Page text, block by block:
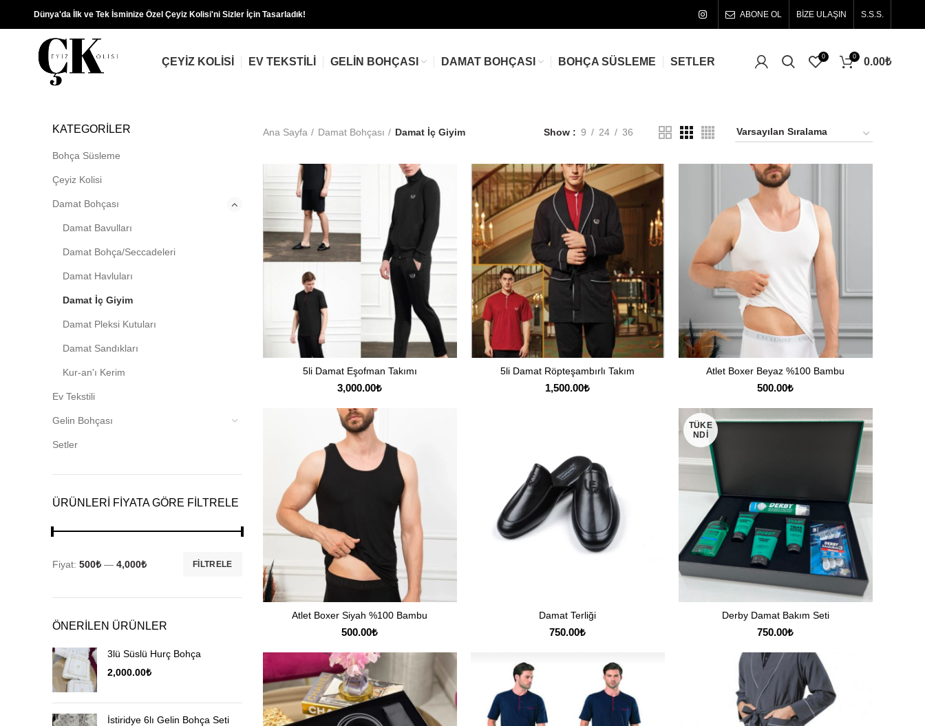
Dünya'da İlk ve Tek İsminize Özel Çeyiz Kolisi'ni Sizler İçin Tasarladık! ABONE OL BİZE ULAŞIN S.S.S.
ÇEYIZ KOLISI EV TEKSTILI GELIN BOHÇASI DAMAT BOHÇASI BOHÇA SÜSLEME SETLER 0 0 0.00₺
KATEGORILER
Bohça Süsleme
Çeyiz Kolisi
Damat Bohçası
Damat Bavulları
Damat Bohça/Seccadeleri
Damat Havluları
Damat İç Giyim
Damat Pleksi Kutuları
Damat Sandıkları
Kur-an'ı Kerim
Ev Tekstili
Gelin Bohçası
Setler
ÜRÜNLERI FIYATA GÖRE FILTRELE
En
fiyat
En
fiyat
FILTRELE
Fiyat: 500₺ — 4,000₺
ÖNERILEN ÜRÜNLER
3lü Süslü Hurç Bohça
2,000.00₺
İstiridye 6lı Gelin Bohça Seti
Ana Sayfa Damat Bohçası Damat İç Giyim Show 9 24 36
SEÇENEKLER
5li Damat Eşofman Takımı
3,000.00₺
SEÇENEKLER
5li Damat Röpteşambırlı Takım
1,500.00₺
SEÇENEKLER
Atlet Boxer Beyaz %100 Bambu
500.00₺
SEÇENEKLER
Atlet Boxer Siyah %100 Bambu
500.00₺
SEÇENEKLER
Damat Terliği
750.00₺
TÜKE
NDI
DEVAMINI OKU
Derby Damat Bakım Seti
750.00₺